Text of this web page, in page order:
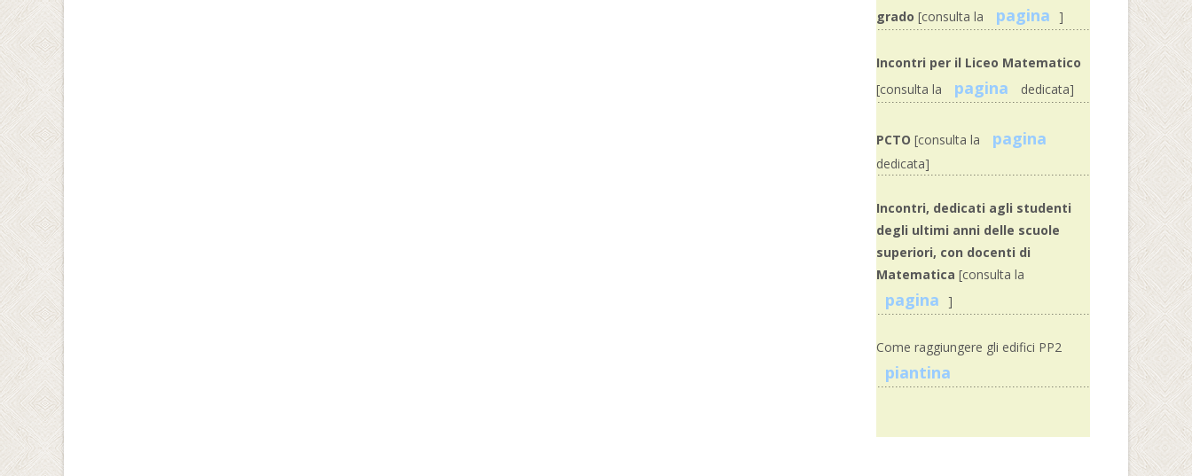
grado [consulta la pagina ]
Incontri per il Liceo Matematico
[consulta la
pagina dedicata]
PCTO [consulta la pagina
dedicata]
Incontri, dedicati agli studenti
degli ultimi anni delle scuole
superiori, con docenti di
Matematica [consulta la
pagina ]
Come raggiungere gli edifici PP2
piantina